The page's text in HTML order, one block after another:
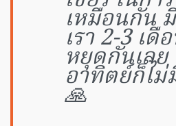
เหมือนกัน
เรา 2-3 เดื
หยุดกันเลย
อาทิตย์ก็ไม่
🙏